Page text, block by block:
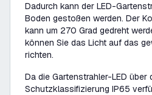
Dadurch kann der LED-
Boden gestoßen werden. Der
kann um 270 Grad gedreht
können Sie das Licht auf das
richten.
Da die Gartenstrahler-LED über
Schutzklassifizierung IP65